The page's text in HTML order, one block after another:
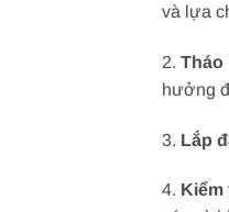
và lựa
2. Tháo
hưởng
3. Lắp
4. Kiểm